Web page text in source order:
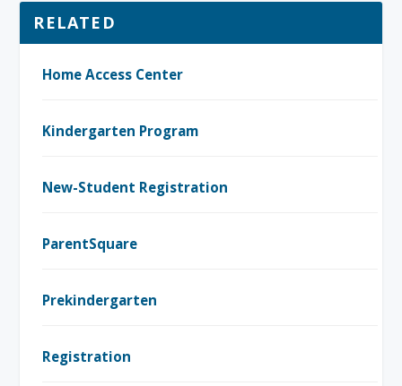
RELATED
Home Access Center
Kindergarten Program
New-Student Registration
ParentSquare
Prekindergarten
Registration